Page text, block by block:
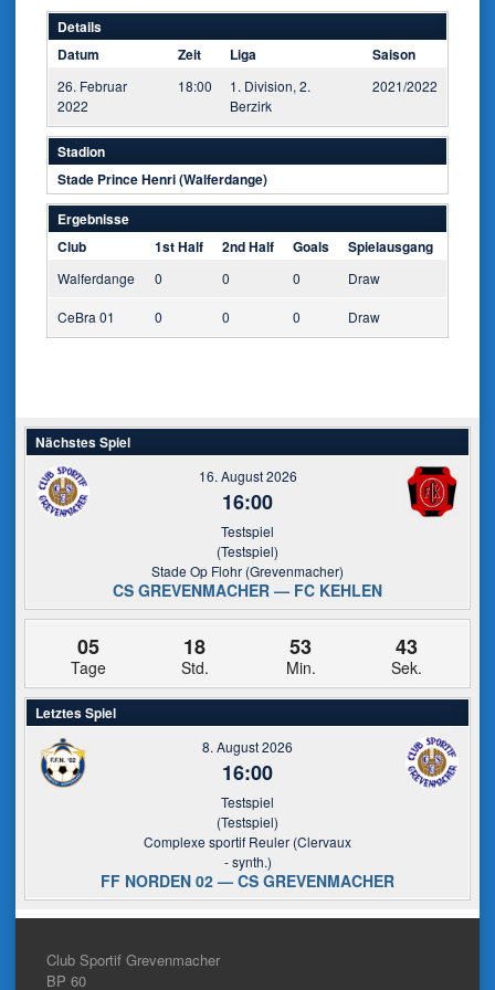
Details
Datum
Zeit Liga Saison
26. Februar
2022
18:00
1. Division, 2.
Berzirk
2021/2022
Stadion
Stade Prince Henri (Walferdange)
Ergebnisse
Club
1st Half 2nd Half Goals Spielausgang
Walferdange 0 0 0 Draw
CeBra 01 0 0 0 Draw
Nächstes Spiel
16. August 2026
16:00
Testspiel
(Testspiel)
Stade Op Flohr (Grevenmacher)
CS GREVENMACHER — FC KEHLEN
05
Tage
18
Std.
53
Min.
42
Sek.
Letztes Spiel
8. August 2026
16:00
Testspiel
(Testspiel)
Complexe sportif Reuler (Clervaux
- synth.)
FF NORDEN 02 — CS GREVENMACHER
Club Sportif Grevenmacher
BP 60